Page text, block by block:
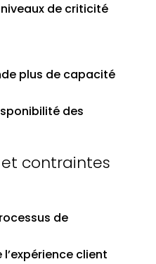
de criticité
plus de capacité
des
et contraintes
de
client